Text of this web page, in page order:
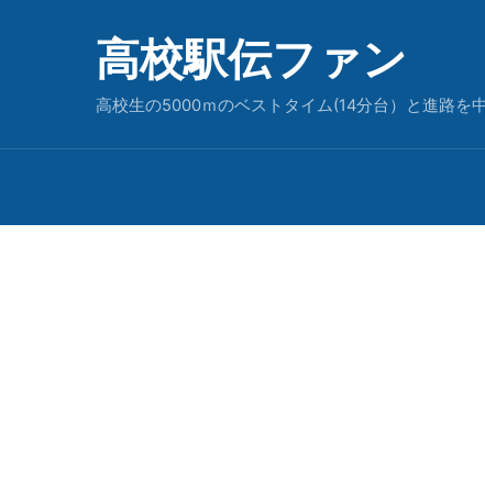
高校駅伝ファン
高校生の5000ｍのベストタイム(14分台）と進路を